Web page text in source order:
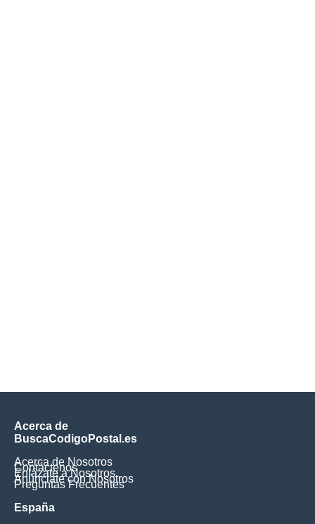
Acerca de
BuscaCodigoPostal.es
Acerca de Nosotros
Contáctenos
Enlázate a Nosotros
Anúnciate con Nosotros
Preguntas Frecuentes
España